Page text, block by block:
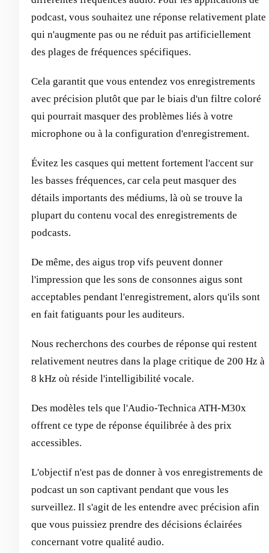
podcast, vous souhaitez une réponse relativement plate
qui n'augmente pas ou ne réduit pas artificiellement
des plages de fréquences spécifiques.
Cela garantit que vous entendez vos enregistrements
avec précision plutôt que par le biais d'un filtre coloré
qui pourrait masquer des problèmes liés à votre
microphone ou à la configuration d'enregistrement.
Évitez les casques qui mettent fortement l'accent sur
les basses fréquences, car cela peut masquer des
détails importants des médiums, là où se trouve la
plupart du contenu vocal des enregistrements de
podcasts.
De même, des aigus trop vifs peuvent donner
l'impression que les sons de consonnes aigus sont
acceptables pendant l'enregistrement, alors qu'ils sont
en fait fatiguants pour les auditeurs.
Nous recherchons des courbes de réponse qui restent
relativement neutres dans la plage critique de 200 Hz à
8 kHz où réside l'intelligibilité vocale.
Des modèles tels que l'Audio-Technica ATH-M30x
offrent ce type de réponse équilibrée à des prix
accessibles.
L'objectif n'est pas de donner à vos enregistrements de
podcast un son captivant pendant que vous les
surveillez. Il s'agit de les entendre avec précision afin
que vous puissiez prendre des décisions éclairées
concernant votre qualité audio.